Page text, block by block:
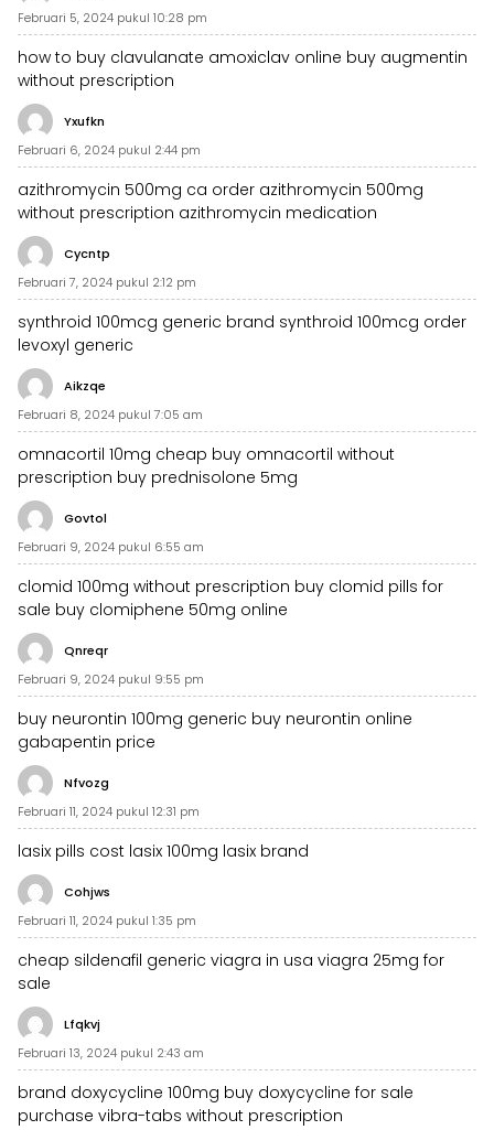
Februari 5, 2024 pukul 10:28 pm
how to buy clavulanate amoxiclav online buy augmentin
without prescription
Yxufkn
Februari 6, 2024 pukul 2:44 pm
azithromycin 500mg ca order azithromycin 500mg
without prescription azithromycin medication
Cycntp
Februari 7, 2024 pukul 2:12 pm
synthroid 100mcg generic brand synthroid 100mcg order
levoxyl generic
Aikzqe
Februari 8, 2024 pukul 7:05 am
omnacortil 10mg cheap buy omnacortil without
prescription buy prednisolone 5mg
Govtol
Februari 9, 2024 pukul 6:55 am
clomid 100mg without prescription buy clomid pills for
sale buy clomiphene 50mg online
Qnreqr
Februari 9, 2024 pukul 9:55 pm
buy neurontin 100mg generic buy neurontin online
gabapentin price
Nfvozg
Februari 11, 2024 pukul 12:31 pm
lasix pills cost lasix 100mg lasix brand
Cohjws
Februari 11, 2024 pukul 1:35 pm
cheap sildenafil generic viagra in usa viagra 25mg for
sale
Lfqkvj
Februari 13, 2024 pukul 2:43 am
brand doxycycline 100mg buy doxycycline for sale
purchase vibra-tabs without prescription